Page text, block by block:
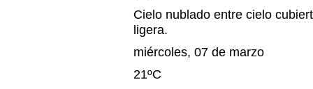
Cielo nublado entre cielo
ligera.
miércoles, 07 de marzo
21ºC